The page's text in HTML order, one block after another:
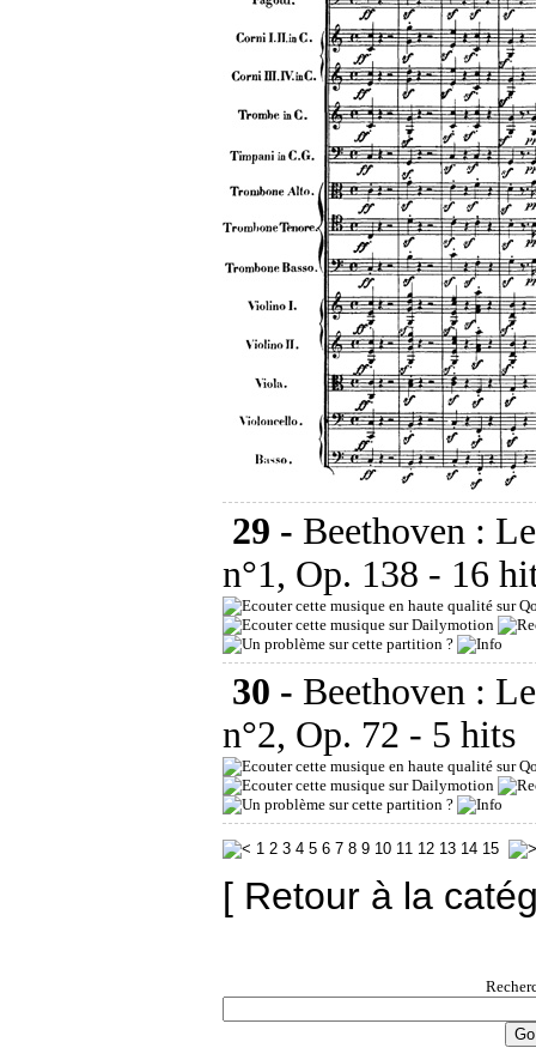
29 - Beethoven :
n°1, Op. 138 - 16
30 - Beethoven :
n°2, Op. 72 - 5 hits
1 2 3 4 5 6 7 8 9 10 11 12 13 14 15
[ Retour à la